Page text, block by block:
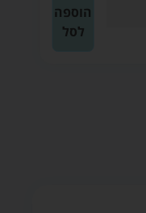
הוספה
לסל